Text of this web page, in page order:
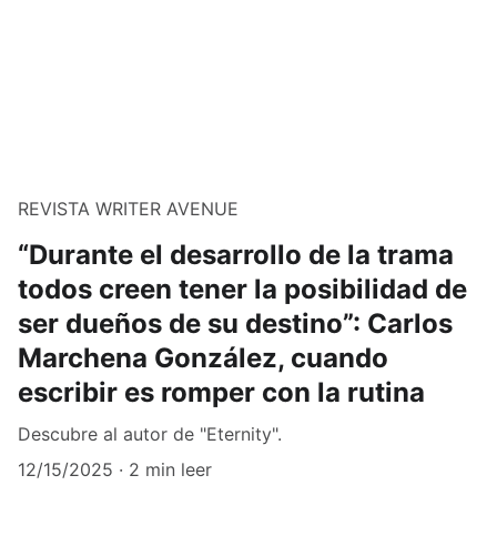
REVISTA WRITER AVENUE
“Durante el desarrollo de la trama
todos creen tener la posibilidad de
ser dueños de su destino”: Carlos
Marchena González, cuando
escribir es romper con la rutina
Descubre al autor de "Eternity".
12/15/2025
2 min leer